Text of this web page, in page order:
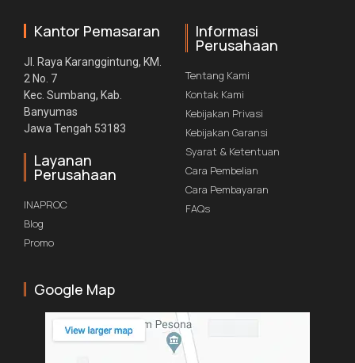
Kantor Pemasaran
Jl. Raya Karanggintung, KM.
2 No. 7
Kec. Sumbang, Kab.
Banyumas
Jawa Tengah 53183
Layanan
Perusahaan
INAPROC
Blog
Promo
Informasi
Perusahaan
Tentang Kami
Kontak Kami
Kebijakan Privasi
Kebijakan Garansi
Syarat & Ketentuan
Cara Pembelian
Cara Pembayaran
FAQs
Google Map